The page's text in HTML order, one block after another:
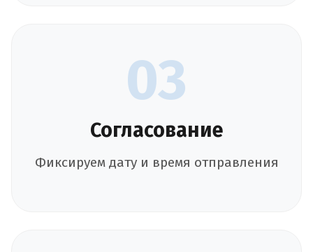
03
Согласование
Фиксируем дату и время отправления